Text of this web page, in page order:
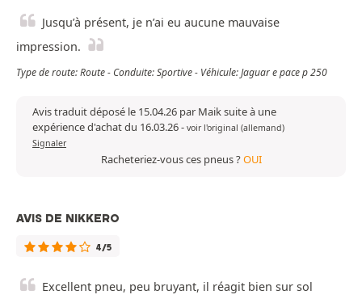
Jusqu’à présent, je n’ai eu aucune mauvaise
impression.
Type de route: Route - Conduite: Sportive - Véhicule: Jaguar e pace p 250
Avis traduit déposé le 15.04.26 par Maik suite à une
expérience d'achat du 16.03.26- voir l'original (allemand)
Signaler
Racheteriez-vous ces pneus ?OUI
AVIS DE NIKKERO
4/5
Excellent pneu, peu bruyant, il réagit bien sur sol